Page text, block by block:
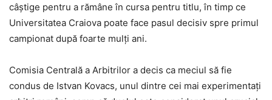
câștige pentru a rămâne în cursa pentru titlu, în timp ce
Universitatea Craiova poate face pasul decisiv spre primul
campionat după foarte mulți ani.
Comisia Centrală a Arbitrilor a decis ca meciul să fie
condus de Istvan Kovacs, unul dintre cei mai experimentați